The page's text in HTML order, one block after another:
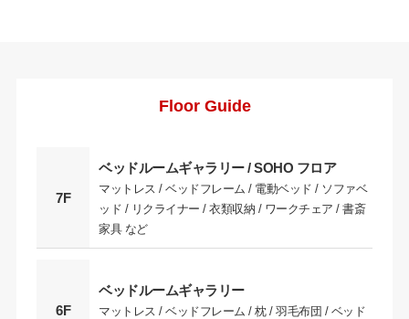
Floor Guide
7F
ベッドルームギャラリー / SOHO フロア
マットレス / ベッドフレーム / 電動ベッド / ソファベ
ッド / リクライナー / 衣類収納 / ワークチェア / 書斎
家具 など
6F
ベッドルームギャラリー
マットレス / ベッドフレーム / 枕 / 羽毛布団 / ベッド